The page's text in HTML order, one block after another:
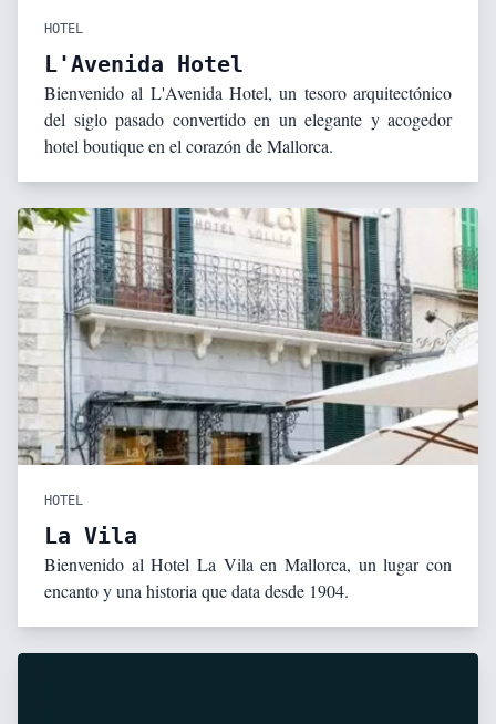
HOTEL
L'Avenida Hotel
Bienvenido al L'Avenida Hotel, un tesoro arquitectónico
del siglo pasado convertido en un elegante y acogedor
hotel boutique en el corazón de Mallorca.
HOTEL
La Vila
Bienvenido al Hotel La Vila en Mallorca, un lugar con
encanto y una historia que data desde 1904.